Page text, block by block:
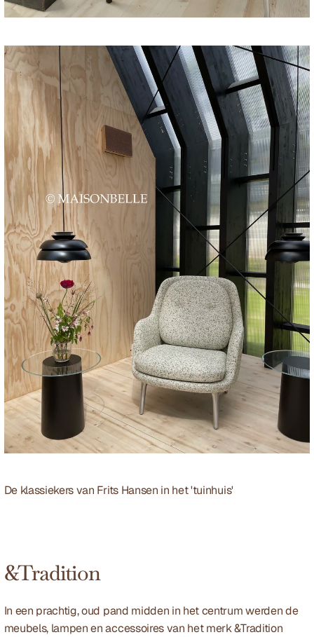
De klassiekers van Frits Hansen in het 'tuinhuis'
&Tradition
In een prachtig, oud pand midden in het centrum werden de
meubels, lampen en accessoires van het merk &Tradition